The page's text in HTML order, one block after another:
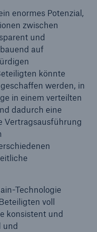
enormes Potenzial,
zwischen
und
auf
könnte
werden, in
in einem verteilten
dadurch eine
Vertragsausführung
Technologie
voll
konsistent und
und
der nicht